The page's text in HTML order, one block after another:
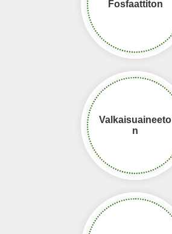
Fosfaattiton
Valkaisuaineeto
n